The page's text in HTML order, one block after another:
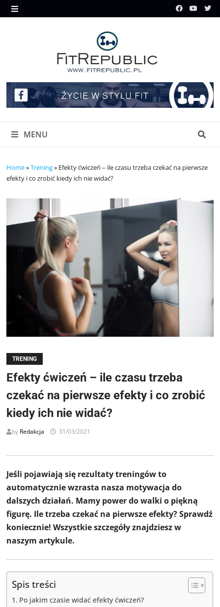
Skip
to
MENU
MENU
Home»Trening» Efekty ćwiczeń – ile czasu trzeba czekać na pierwsze
efekty i co zrobić kiedy ich nie widać?
TRENING
Efekty ćwiczeń – ile czasu trzeba
czekać na pierwsze efekty i co zrobić
kiedy ich nie widać?
by Redakcja 31/03/2021
Jeśli pojawiają się rezultaty treningów to
automatycznie wzrasta nasza motywacja do
dalszych działań. Mamy power do walki o piękną
figurę. Ile trzeba czekać na pierwsze efekty? Sprawdź
koniecznie! Wszystkie szczegóły znajdziesz w
naszym artykule.
Spis treści
Po jakim czasie widać efekty ćwiczeń?